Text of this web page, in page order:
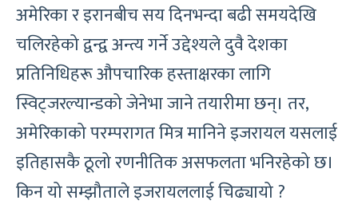
अमेरिका र इरानबीच सय दिनभन्दा बढी समयदेखि
चलिरहेको द्वन्द्व अन्त्य गर्ने उद्देश्यले दुवै देशका
प्रतिनिधिहरू औपचारिक हस्ताक्षरका लागि
स्विट्जरल्यान्डको जेनेभा जाने तयारीमा छन्। तर,
अमेरिकाको परम्परागत मित्र मानिने इजरायल यसलाई
इतिहासकै ठूलो रणनीतिक असफलता भनिरहेको छ।
किन यो सम्झौताले इजरायललाई चिढ्यायो ?